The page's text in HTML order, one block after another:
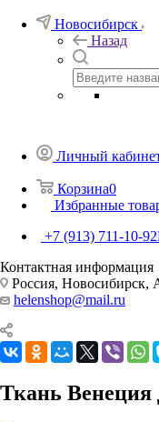
Новосибирск
Назад
Личный
Корзина0
Избранные
+7 (913) 711-10-92
Контактная информация
Россия, Новосибирск,
helenshop@mail.ru
Ткань